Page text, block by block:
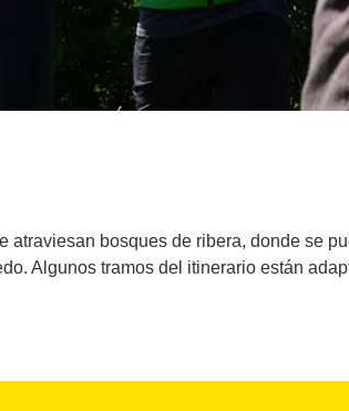
atraviesan bosques de ribera, donde se
Algunos tramos del itinerario están